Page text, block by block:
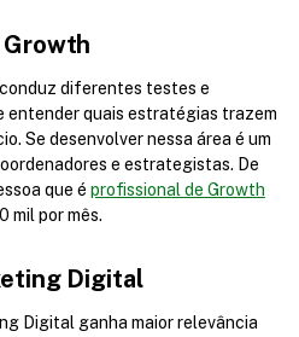
Growth
diferentes testes e
entender quais estratégias trazem
Se desenvolver nessa área é um
e estrategistas. De
que é profissional de Growth
mil por mês.
Digital
Digital ganha maior relevância